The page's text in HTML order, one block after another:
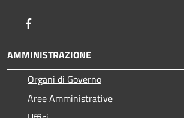
AMMINISTRAZIONE
Organi di Governo
Aree Amministrative